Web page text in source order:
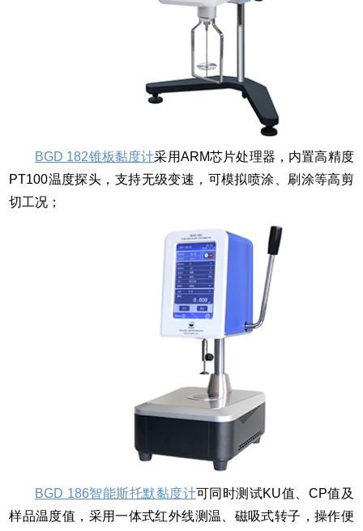
BGD 182锥板黏度计采用ARM芯片处理器，内置高精度
PT100温度探头，支持无级变速，可模拟喷涂、刷涂等高剪
切工况；
BGD 186智能斯托默黏度计可同时测试KU值、CP值及
样品温度值，采用一体式红外线测温、磁吸式转子，操作便